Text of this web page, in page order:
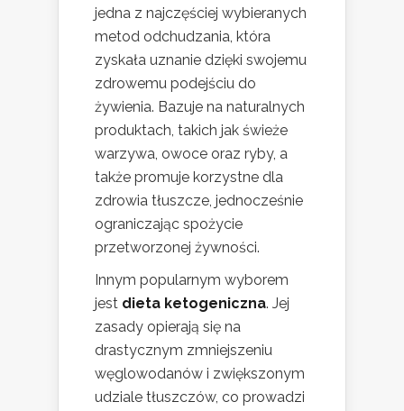
jedna z najczęściej wybieranych
metod odchudzania, która
zyskała uznanie dzięki swojemu
zdrowemu podejściu do
żywienia. Bazuje na naturalnych
produktach, takich jak świeże
warzywa, owoce oraz ryby, a
także promuje korzystne dla
zdrowia tłuszcze, jednocześnie
ograniczając spożycie
przetworzonej żywności.
Innym popularnym wyborem
jest dieta ketogeniczna. Jej
zasady opierają się na
drastycznym zmniejszeniu
węglowodanów i zwiększonym
udziale tłuszczów, co prowadzi